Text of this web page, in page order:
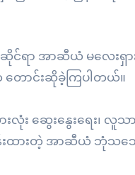
င်ရာ အာဆီယံ မလေး
ောင်းဆိုခဲ့ကြပါတယ်။
ဆွေးနွေးရေး၊ လူသ
ထားတဲ့ အာဆီယံ ဘုံသဘေ